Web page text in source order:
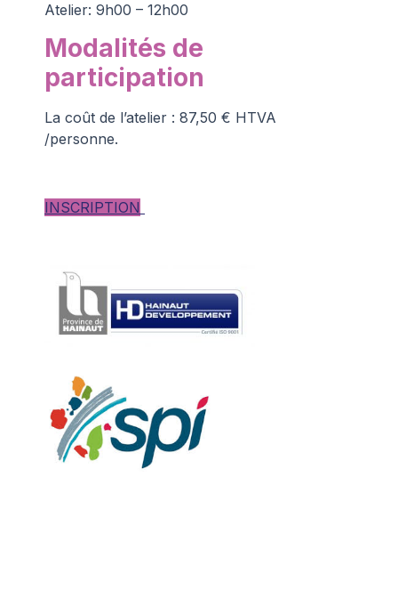
Atelier: 9h00 – 12h00
Modalités de
participation
La coût de l’atelier : 87,50 € HTVA
/personne.
INSCRIPTION